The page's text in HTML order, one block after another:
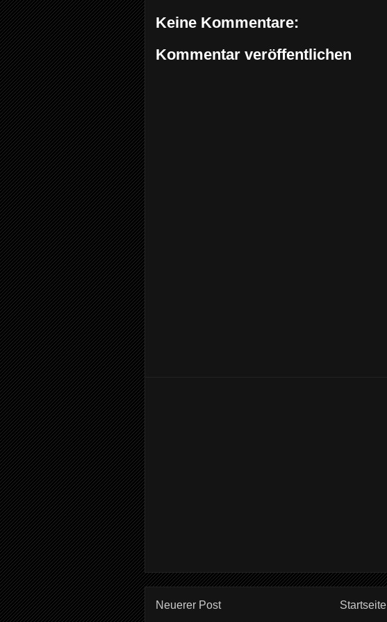
Keine Kommentare:
Kommentar veröffentlichen
Neuerer Post Startseite